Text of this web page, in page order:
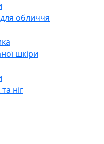
обличчя
шкіри
ніг